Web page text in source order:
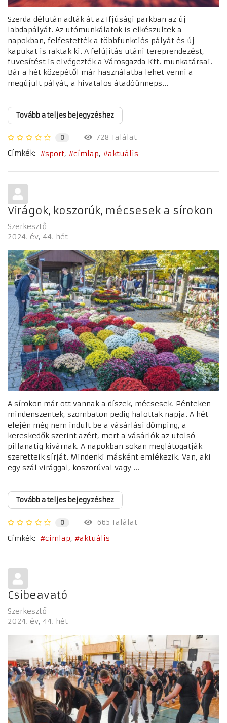
Szerda délután adták át az Ifjúsági parkban az új
labdapályát. Az utómunkálatok is elkészültek a
napokban, felfestették a többfunkciós pályát és új
kapukat is raktak ki. A felújítás utáni tereprendezést,
füvesítést is elvégezték a Városgazda Kft. munkatársai.
Bár a hét közepétől már használatba lehet venni a
megújult pályát, a hivatalos átadóünneps...
Tovább a teljes bejegyzéshez
0
728 Találat
Címkék:
sport címlap aktuális
Virágok, koszorúk, mécsesek a sírokon
Szerkesztő
2024. év 44. hét
A sírokon már ott vannak a díszek, mécsesek. Pénteken
mindenszentek, szombaton pedig halottak napja. A hét
elején még nem indult be a vásárlási dömping, a
kereskedők szerint azért, mert a vásárlók az utolsó
pillanatig kivárnak. A napokban sokan meglátogatják
szeretteik sírját. Mindenki másként emlékezik. Van, aki
egy szál virággal, koszorúval vagy ...
Tovább a teljes bejegyzéshez
0
665 Találat
Címkék:
címlap aktuális
Csibeavató
Szerkesztő
2024. év 44. hét